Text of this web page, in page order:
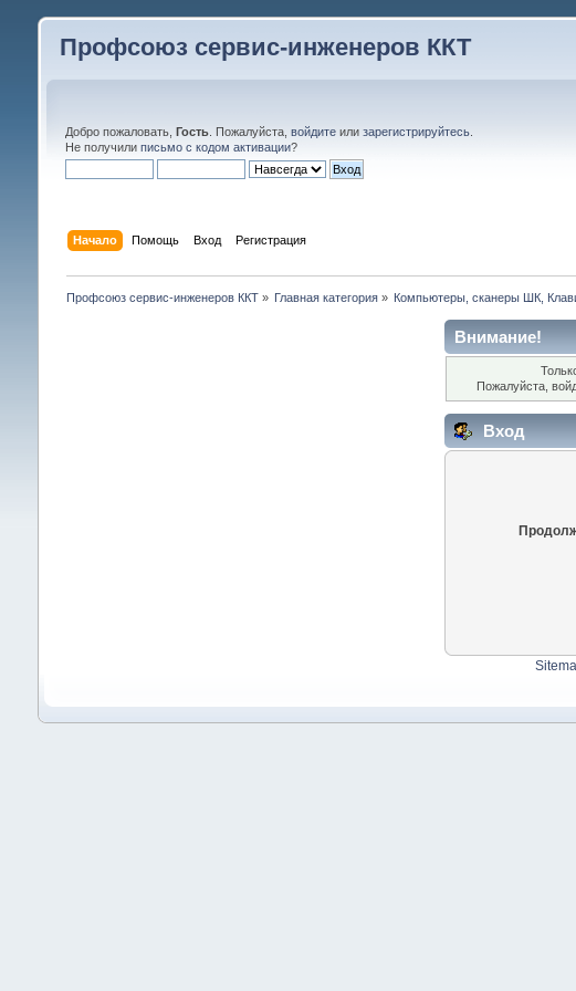
Профсоюз сервис-инженеров ККТ
Добро пожаловать, Гость. Пожалуйста, войдитеили зарегистрируйтесь.
Не получили письмо с кодом активации?
Начало Помощь Вход Регистрация
Профсоюз сервис-инженеров ККТ» Главная категория » Компьютеры, сканеры ШК,
Внимание!
Пожалуйста,
Вход